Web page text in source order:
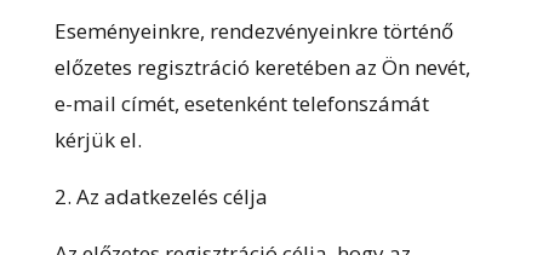
Eseményeinkre, rendezvényeinkre történő
előzetes regisztráció keretében az Ön nevét,
e-mail címét, esetenként telefonszámát
kérjük el.
2. Az adatkezelés célja